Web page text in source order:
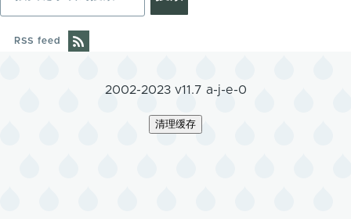
RSS feed
2002-2023 v11.7 a-j-e-0